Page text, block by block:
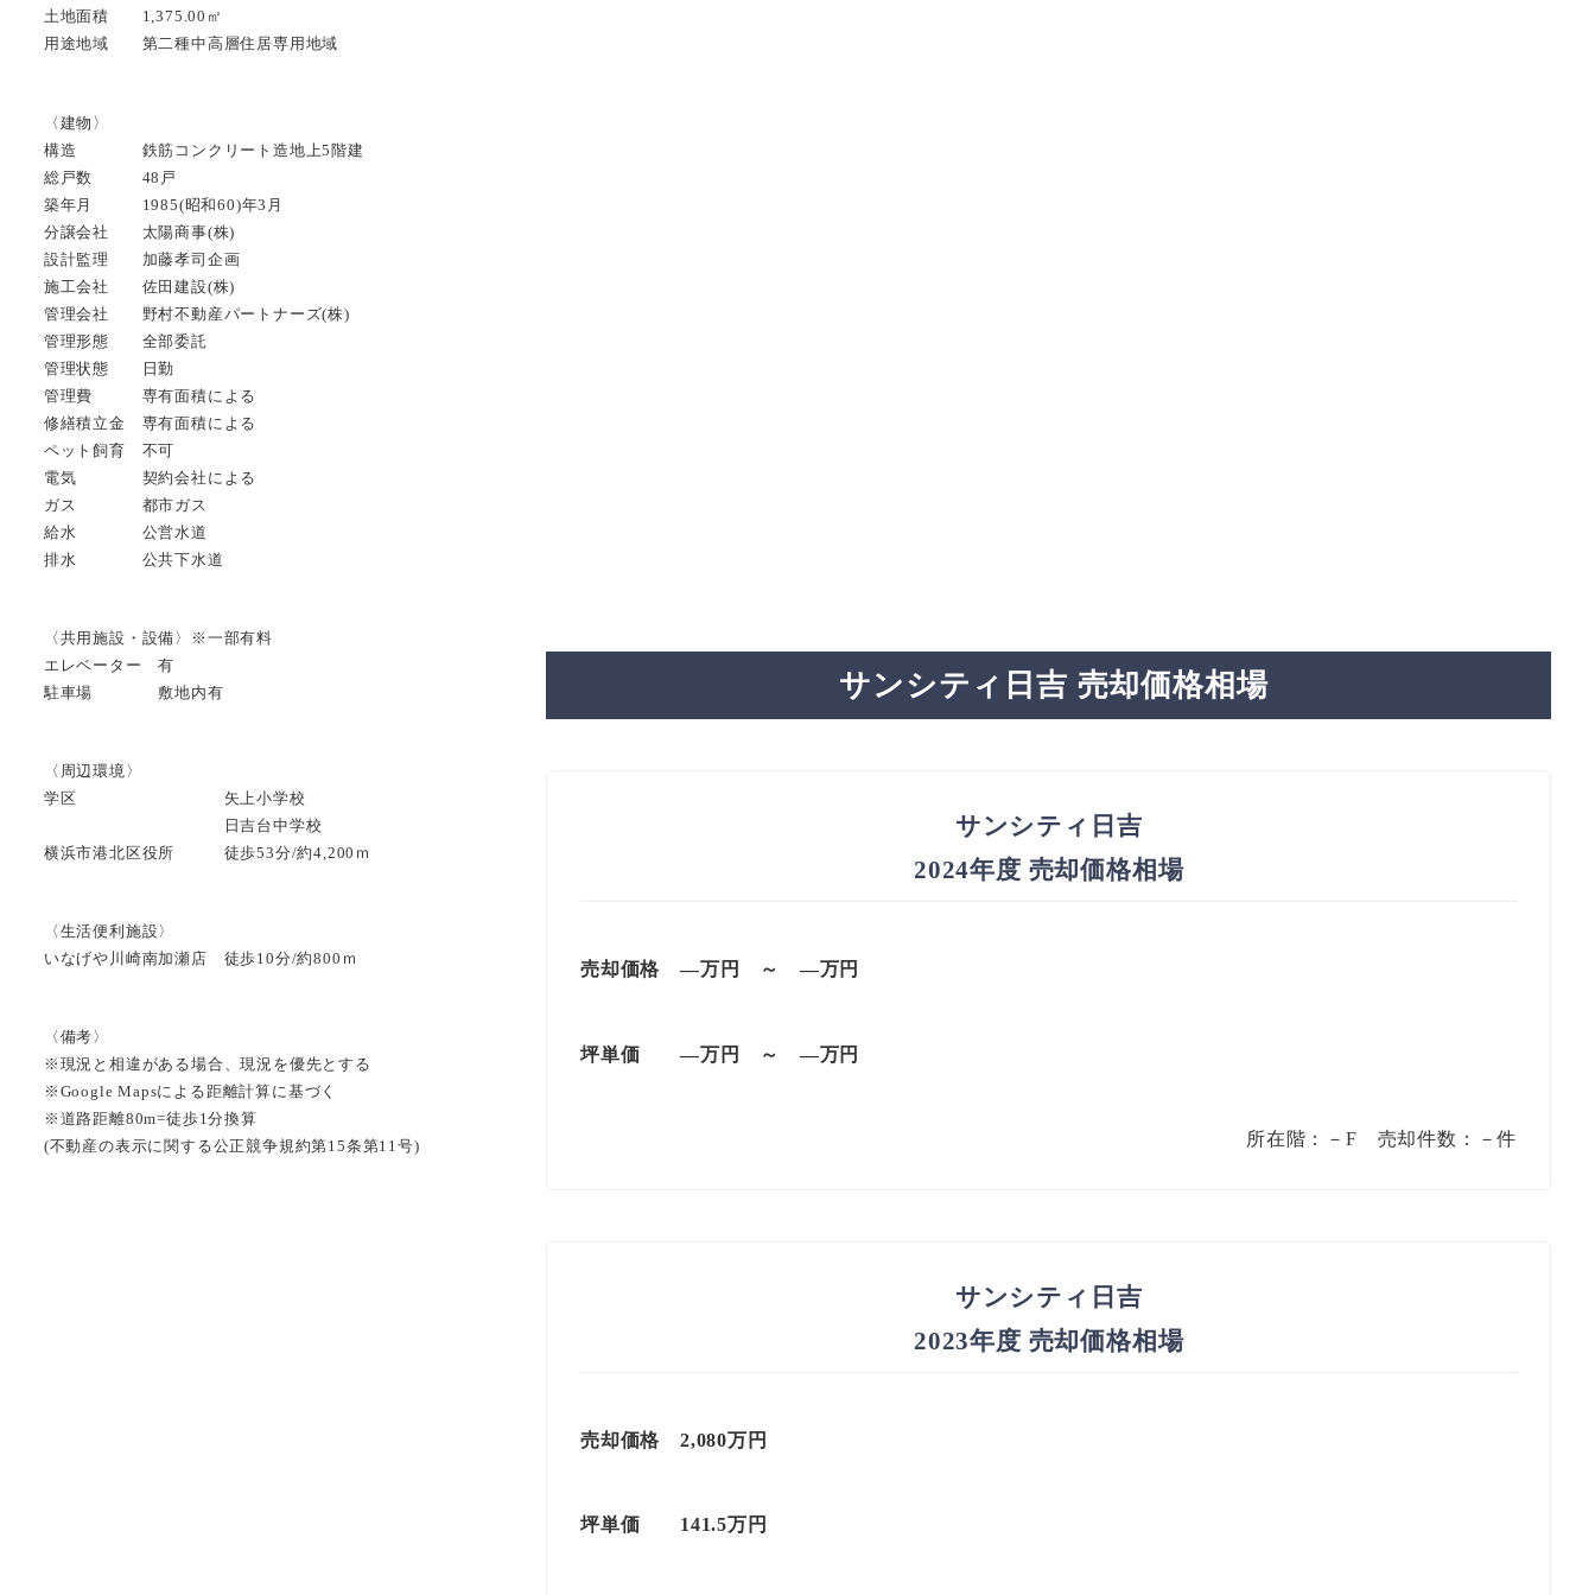
土地面積 1,375.00㎡
用途地域 第二種中高層住居専用地域
〈建物〉
構造 鉄筋コンクリート造地上5階建
総戸数 48戸
築年月 1985(昭和60)年3月
分譲会社 太陽商事(株)
設計監理 加藤孝司企画
施工会社 佐田建設(株)
管理会社 野村不動産パートナーズ(株)
管理形態 全部委託
管理状態 日勤
管理費 専有面積による
修繕積立金 専有面積による
ペット飼育 不可
電気 契約会社による
ガス 都市ガス
給水 公営水道
排水 公共下水道
〈共用施設・設備〉※一部有料
エレベーター 有
駐車場 敷地内有
〈周辺環境〉
学区 矢上小学校
日吉台中学校
横浜市港北区役所 徒歩53分/約4,200ｍ
〈生活便利施設〉
いなげや川崎南加瀬店 徒歩10分/約800ｍ
〈備考〉
※現況と相違がある場合、現況を優先とする
※Google Mapsによる距離計算に基づく
※道路距離80m=徒歩1分換算
(不動産の表示に関する公正競争規約第15条第11号)
サンシティ日吉 売却価格相場
サンシティ日吉
2024年度 売却価格相場
売却価格 —万円 ～ —万円
坪単価 —万円 ～ —万円
所在階：－F 売却件数：－件
サンシティ日吉
2023年度 売却価格相場
売却価格 2,080万円
坪単価 141.5万円